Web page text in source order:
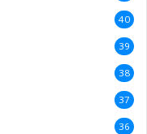
40
39
38
37
36